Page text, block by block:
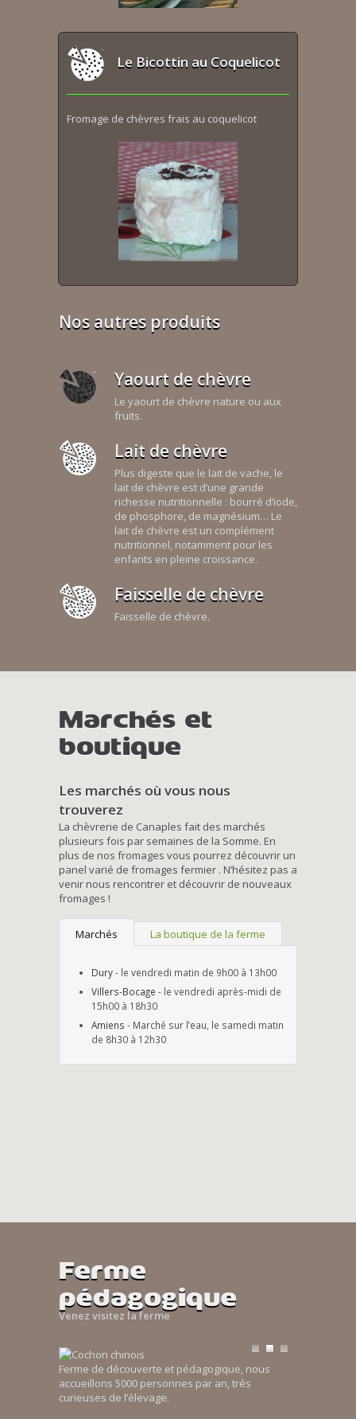
Le Bicottin au Coquelicot
Fromage de chèvres frais au coquelicot
Nos autres produits
Yaourt de chèvre
Le yaourt de chèvre nature ou aux
fruits.
Lait de chèvre
Plus digeste que le lait de vache, le
lait de chèvre est d’une grande
richesse nutritionnelle : bourré d’iode,
de phosphore, de magnésium… Le
lait de chèvre est un complément
nutritionnel, notamment pour les
enfants en pleine croissance.
Faisselle de chèvre
Faisselle de chèvre.
Marchés et
boutique
Les marchés où vous nous
trouverez
La chèvrerie de Canaples fait des marchés
plusieurs fois par semaines de la Somme. En
plus de nos fromages vous pourrez découvrir un
panel varié de fromages fermier . N’hésitez pas a
venir nous rencontrer et découvrir de nouveaux
fromages !
Marchés La boutique de la ferme
Dury- le vendredi matin de 9h00 à 13h00
Villers-Bocage - le vendredi après-midi de
15h00 à 18h30
Amiens - Marché sur l’eau, le samedi matin
de 8h30 à 12h30
Ferme
pédagogique
Venez visitez la ferme
Ferme de découverte et pédagogique, nous
accueillons 5000 personnes par an, trés
curieuses de l’élevage.